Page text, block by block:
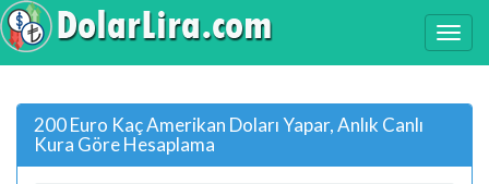
200 Euro Kaç Amerikan Doları Yapar, Anlık Canlı
Kura Göre Hesaplama